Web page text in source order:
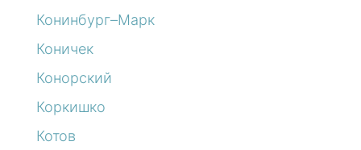
Конинбург–Марк
Коничек
Конорский
Коркишко
Котов